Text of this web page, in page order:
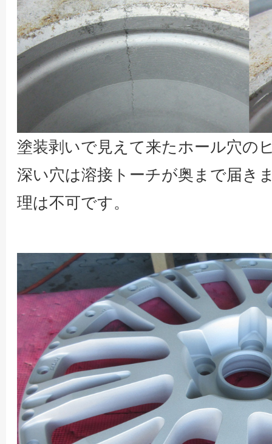
塗装剥いで見えて来たホール穴の
深い穴は溶接トーチが奥まで届き
理は不可です。